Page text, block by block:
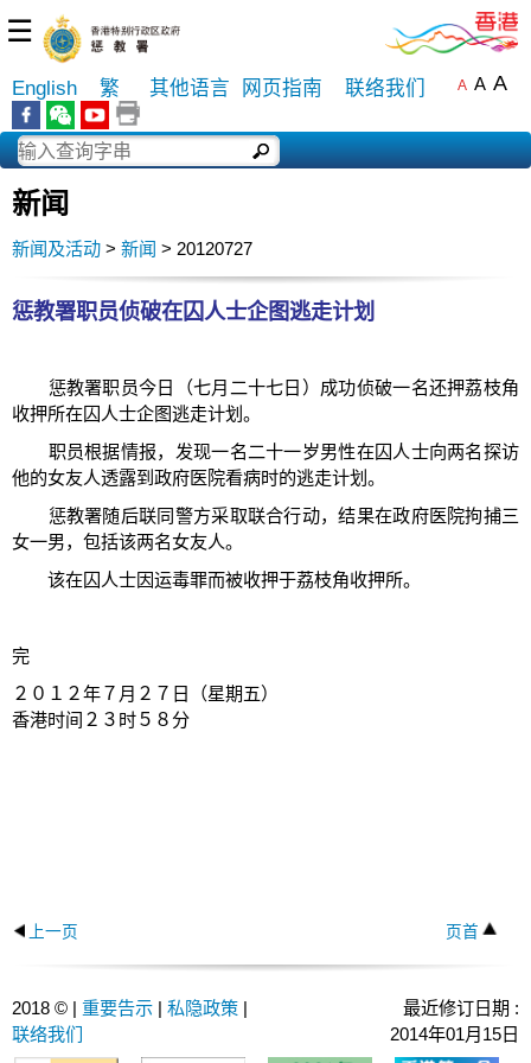
☰
English 繁 其他语言 网页指南 联络我们 A A A
新闻
新闻及活动 > 新闻 > 20120727
惩教署职员侦破在囚人士企图逃走计划
惩教署职员今日（七月二十七日）成功侦破一名还押荔枝角
收押所在囚人士企图逃走计划。
职员根据情报，发现一名二十一岁男性在囚人士向两名探访
他的女友人透露到政府医院看病时的逃走计划。
惩教署随后联同警方采取联合行动，结果在政府医院拘捕三
女一男，包括该两名女友人。
该在囚人士因运毒罪而被收押于荔枝角收押所。
完
２０１２年７月２７日（星期五）
香港时间２３时５８分
上一页 页首
2018 © | 重要告示 | 私隐政策 |
联络我们
最近修订日期 :
2014年01月15日